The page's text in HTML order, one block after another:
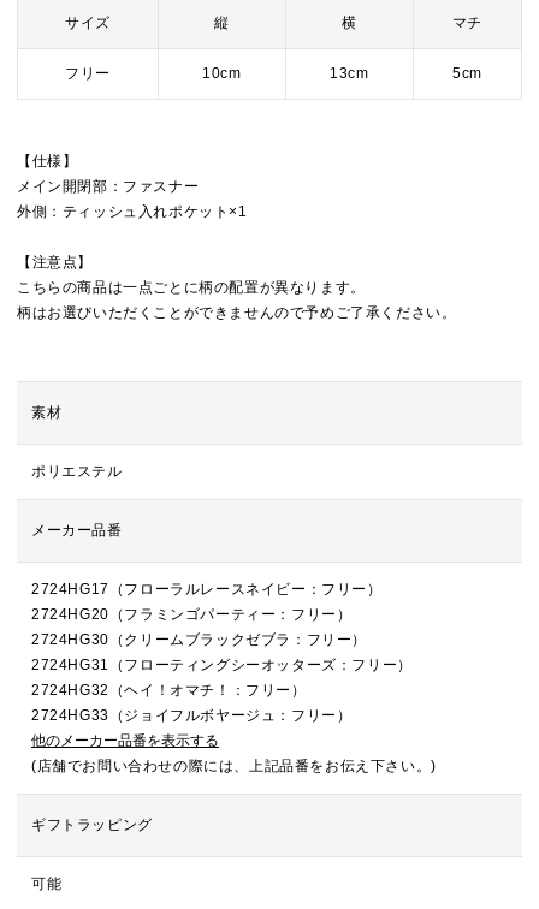
サイズ 縦 横 マチ
フリー 10cm 13cm 5cm
【仕様】
メイン開閉部：ファスナー
外側：ティッシュ入れポケット×1
【注意点】
こちらの商品は一点ごとに柄の配置が異なります。
柄はお選びいただくことができませんので予めご了承ください。
素材
ポリエステル
メーカー品番
2724HG17（フローラルレースネイビー：フリー）
2724HG20（フラミンゴパーティー：フリー）
2724HG30（クリームブラックゼブラ：フリー）
2724HG31（フローティングシーオッターズ：フリー）
2724HG32（ヘイ！オマチ！：フリー）
2724HG33（ジョイフルボヤージュ：フリー）
他のメーカー品番を表示する
(店舗でお問い合わせの際には、上記品番をお伝え下さい。)
ギフトラッピング
可能